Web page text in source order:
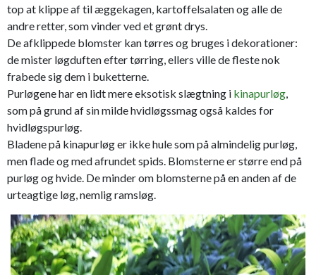
top at klippe af til æggekagen, kartoffelsalaten og alle de
andre retter, som vinder ved et grønt drys.
De afklippede blomster kan tørres og bruges i dekorationer:
de mister løgduften efter tørring, ellers ville de fleste nok
frabede sig dem i buketterne.
Purløgene har en lidt mere eksotisk slægtning i kinapurløg,
som på grund af sin milde hvidløgssmag også kaldes for
hvidløgspurløg.
Bladene på kinapurløg er ikke hule som på almindelig purløg,
men flade og med afrundet spids. Blomsterne er større end på
purløg og hvide. De minder om blomsterne på en anden af de
urteagtige løg, nemlig ramsløg.